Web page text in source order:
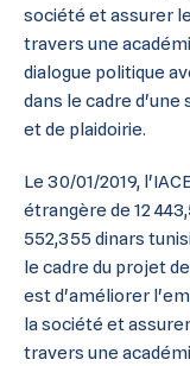
société et assurer
travers une
dialogue politique
dans le cadre
et de plaidoirie.
Le 30/01/2019,
étrangère de 12
552,355 dinars
le cadre du projet
est d'améliorer
la société et
travers une